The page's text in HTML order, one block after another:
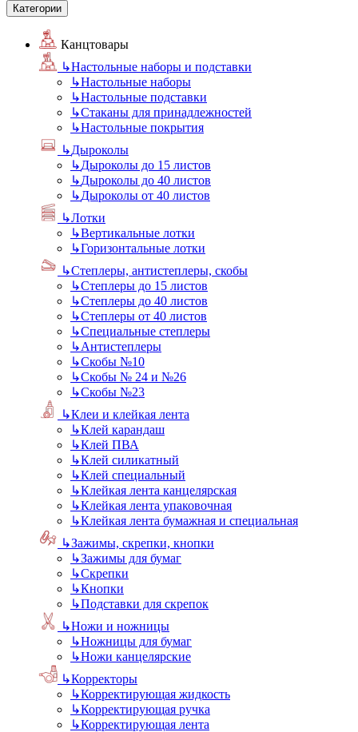
Категории
Канцтовары
↳Настольные наборы и подставки
↳Настольные наборы
↳Настольные подставки
↳Стаканы для принадлежностей
↳Настольные покрытия
↳Дыроколы
↳Дыроколы до 15 листов
↳Дыроколы до 40 листов
↳Дыроколы от 40 листов
↳Лотки
↳Вертикальные лотки
↳Горизонтальные лотки
↳Степлеры, антистеплеры, скобы
↳Степлеры до 15 листов
↳Степлеры до 40 листов
↳Степлеры от 40 листов
↳Специальные степлеры
↳Антистеплеры
↳Скобы №10
↳Скобы № 24 и №26
↳Скобы №23
↳Клеи и клейкая лента
↳Клей карандаш
↳Клей ПВА
↳Клей силикатный
↳Клей специальный
↳Клейкая лента канцелярская
↳Клейкая лента упаковочная
↳Клейкая лента бумажная и специальная
↳Зажимы, скрепки, кнопки
↳Зажимы для бумаг
↳Скрепки
↳Кнопки
↳Подставки для скрепок
↳Ножи и ножницы
↳Ножницы для бумаг
↳Ножи канцелярские
↳Корректоры
↳Корректирующая жидкость
↳Корректирующая ручка
↳Корректирующая лента